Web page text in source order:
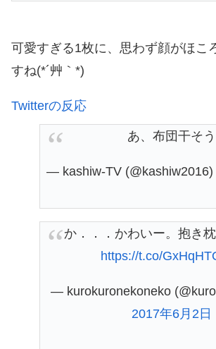
可愛すぎる1枚に、思わず顔がほこ
すね(*´艸｀*)
Twitterの反応
あ、布団干そう
— kashiw-TV (@kashiw2016)
か．．．かわいー。抱き枕
https://t.co/
— kurokuronekoneko
2017年6月2日